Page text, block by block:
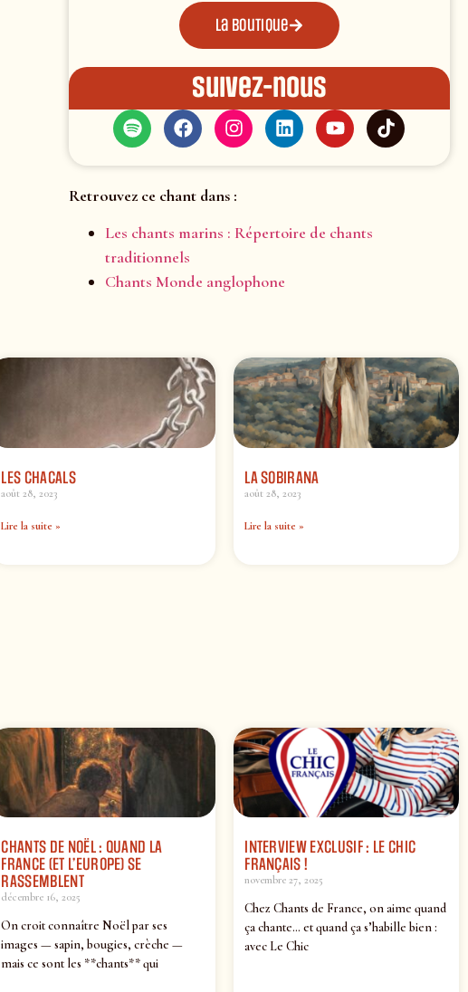
La boutique
Suivez-nous
Retrouvez ce chant dans :
Les chants marins : Répertoire de chants
traditionnels
Chants Monde anglophone
LES CHACALS
août 28, 2023
Lire la suite »
LA SOBIRANA
août 28, 2023
Lire la suite »
CHANTS DE NOËL : QUAND LA
FRANCE (ET L’EUROPE) SE
RASSEMBLENT
décembre 16, 2025
On croit connaître Noël par ses
images — sapin, bougies, crèche —
mais ce sont les **chants** qui
INTERVIEW EXCLUSIF : LE CHIC
FRANÇAIS !
novembre 27, 2025
Chez Chants de France, on aime quand
ça chante… et quand ça s’habille bien :
avec Le Chic